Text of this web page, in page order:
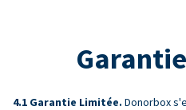
Garantie Limitée. Donorbox